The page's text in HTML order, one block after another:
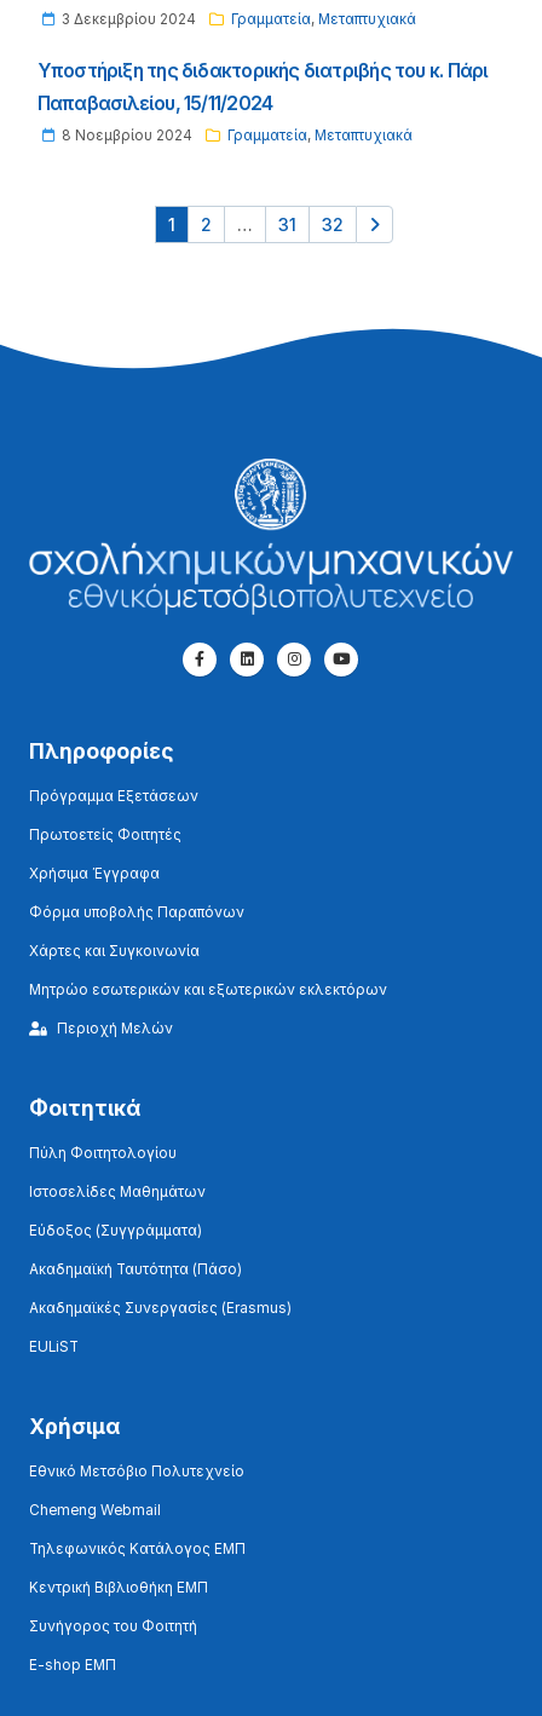
3 Δεκεμβρίου 2024 Γραμματεία, Μεταπτυχιακά
Υποστήριξη της διδακτορικής διατριβής του κ. Πάρι
Παπαβασιλείου, 15/11/2024
8 Νοεμβρίου 2024 Γραμματεία, Μεταπτυχιακά
Σελιδοποίηση
1 2 … 31 32
Πληροφορίες
Πρόγραμμα Εξετάσεων
Πρωτοετείς Φοιτητές
Χρήσιμα Έγγραφα
Φόρμα υποβολής Παραπόνων
Χάρτες και Συγκοινωνία
Μητρώο εσωτερικών και εξωτερικών εκλεκτόρων
Περιοχή Μελών
Φοιτητικά
Πύλη Φοιτητολογίου
Ιστοσελίδες Μαθημάτων
Εύδοξος (Συγγράμματα)
Ακαδημαϊκή Ταυτότητα (Πάσο)
Ακαδημαϊκές Συνεργασίες (Erasmus)
EULiST
Χρήσιμα
Εθνικό Μετσόβιο Πολυτεχνείο
Chemeng Webmail
Τηλεφωνικός Κατάλογος ΕΜΠ
Κεντρική Βιβλιοθήκη ΕΜΠ
Συνήγορος του Φοιτητή
E-shop ΕΜΠ